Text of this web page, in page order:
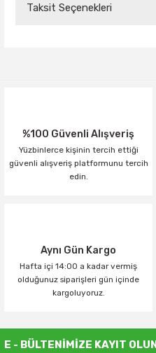
Taksit Seçenekleri
%100 Güvenli Alışveriş
Yüzbinlerce kişinin tercih ettiği
güvenli alışveriş platformunu tercih
edin.
Aynı Gün Kargo
Hafta içi 14:00 a kadar vermiş
olduğunuz siparişleri gün içinde
kargoluyoruz.
E - BÜLTENİMİZE KAYIT